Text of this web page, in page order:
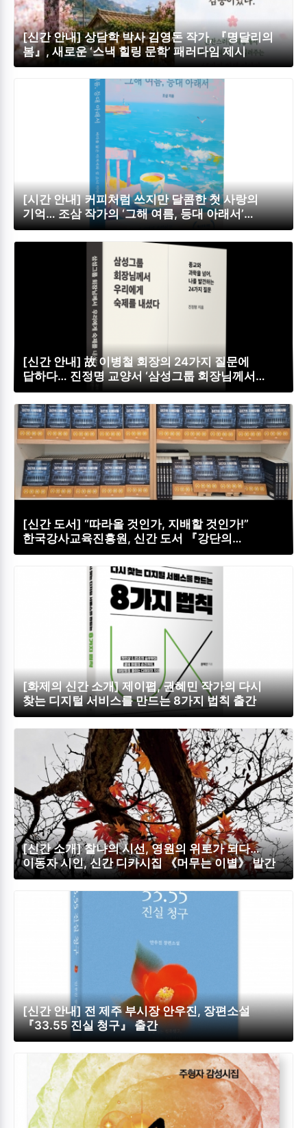
[신간 안내] 상담학 박사 김영돈 작가, 『명달리의
봄』, 새로운 ‘스낵 힐링 문학’ 패러다임 제시
[시간 안내] 커피처럼 쓰지만 달콤한 첫 사랑의
기억… 조삼 작가의 ‘그해 여름, 등대 아래서’
페스트북 추천 소설 선정
[신간 안내] 故 이병철 회장의 24가지 질문에
답하다… 진정명 교양서 ‘삼성그룹 회장님께서
우리에게 숙제를 내셨다’ 페스트북 추천 도서 선정
[신간 도서] “따라올 것인가, 지배할 것인가!”
한국강사교육진흥원, 신간 도서 『강단의
지배자들』 출간
[화제의 신간 소개] 제이폅, 권혜민 작가의 다시
찾는 디지털 서비스를 만드는 8가지 법칙 출간
[신간 소개] 찰나의 시선, 영원의 위로가 되다…
이동자 시인, 신간 디카시집 《머무는 이별》 발간
[신간 안내] 전 제주 부시장 안우진, 장편소설
『33.55 진실 청구』 출간